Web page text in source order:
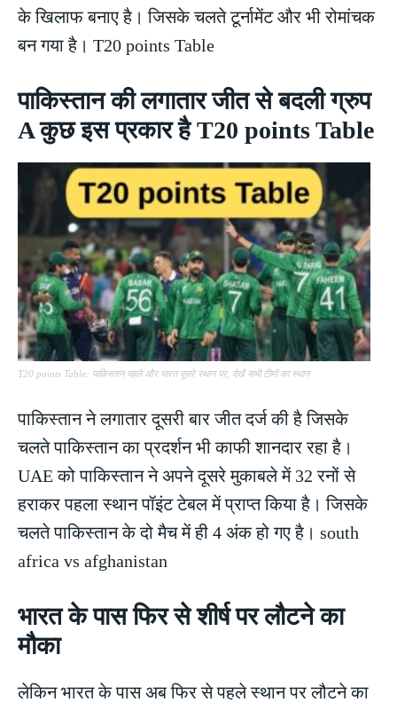
के खिलाफ बनाए है। जिसके चलते टूर्नामेंट और भी रोमांचक
बन गया है। T20 points Table
पाकिस्तान की लगातार जीत से बदली ग्रुप
A कुछ इस प्रकार है T20 points Table
T20 points Table: पाकिस्तान पहले और भारत दूसरे स्थान पर, देखें सभी टीमों का स्थान
पाकिस्तान ने लगातार दूसरी बार जीत दर्ज की है जिसके
चलते पाकिस्तान का प्रदर्शन भी काफी शानदार रहा है।
UAE को पाकिस्तान ने अपने दूसरे मुकाबले में 32 रनों से
हराकर पहला स्थान पॉइंट टेबल में प्राप्त किया है। जिसके
चलते पाकिस्तान के दो मैच में ही 4 अंक हो गए है। south
africa vs afghanistan
भारत के पास फिर से शीर्ष पर लौटने का
मौका
लेकिन भारत के पास अब फिर से पहले स्थान पर लौटने का